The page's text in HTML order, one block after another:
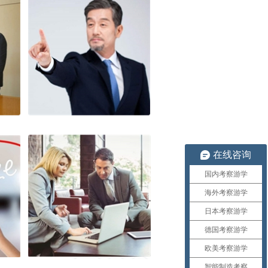
在线咨询
国内考察游学
海外考察游学
日本考察游学
德国考察游学
欧美考察游学